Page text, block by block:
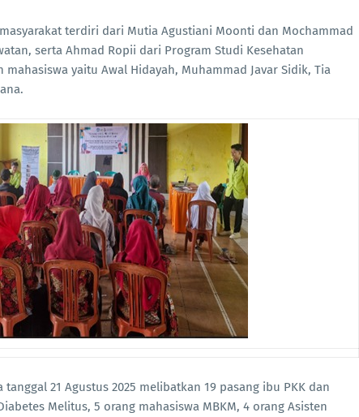
terdiri dari Mutia Agustiani Moonti dan Mochammad
serta Ahmad Ropii dari Program Studi Kesehatan
yaitu Awal Hidayah, Muhammad Javar Sidik, Tia
21 Agustus 2025 melibatkan 19 pasang ibu PKK dan
Melitus, 5 orang mahasiswa MBKM, 4 orang Asisten